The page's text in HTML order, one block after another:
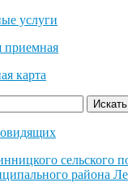
услуги
приемная
карта
Искать